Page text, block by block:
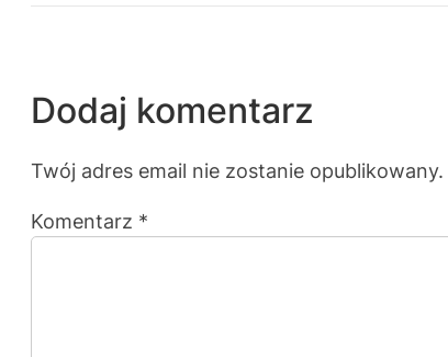
Dodaj komentarz
Twój adres email nie zostanie opublikowany.
Komentarz *